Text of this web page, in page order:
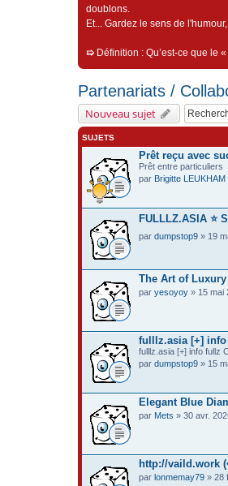
doublons.
Et... Gardez le sens de
➯ Définition : Qu’est-ce que le
Partenariats /
Nouveau sujet
SUJETS
Prêt reçu avec
Prêt entre particuliers
par Brigitte LEUKHAM
FULLLZ.ASIA ⭐️
par dumpstop9 » 19
The Art of
par yesoyoy » 15 mai
fulllz.asia [+] info
fulllz.asia [+] info fullz
par dumpstop9 » 15
Elegant Blue
par Mets » 30 avr.
http://vaild.work
par lonmemay79 » 28